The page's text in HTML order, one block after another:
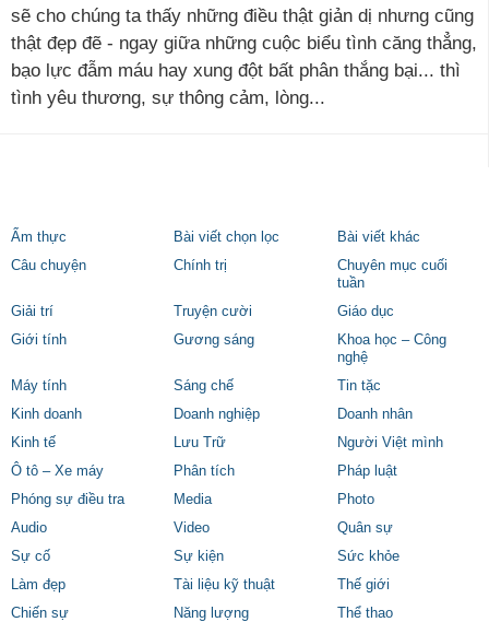
sẽ cho chúng ta thấy những điều thật giản dị nhưng cũng
thật đẹp đẽ - ngay giữa những cuộc biểu tình căng thẳng,
bạo lực đẫm máu hay xung đột bất phân thắng bại... thì
tình yêu thương, sự thông cảm, lòng...
Ẩm thực Bài viết chọn lọc
Bài viết khác
Câu chuyện
Chính trị
Chuyên mục cuối
tuần
Giải trí
Truyện cười
Giáo dục
Giới tính
Gương sáng
Khoa học – Công
nghệ
Máy tính
Sáng chế
Tin tặc
Kinh doanh
Doanh nghiệp
Doanh nhân
Kinh tế
Lưu Trữ
Người Việt mình
Ô tô – Xe máy
Phân tích
Pháp luật
Phóng sự điều tra
Media
Photo
Audio
Video
Quân sự
Sự cố
Sự kiện
Sức khỏe
Làm đẹp
Tài liệu kỹ thuật
Thế giới
Chiến sự
Năng lượng
Thể thao